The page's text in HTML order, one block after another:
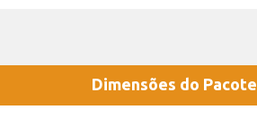
Dimensões do Pacote